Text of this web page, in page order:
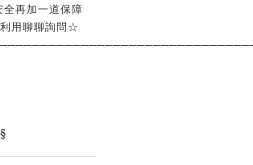
再加一道保障
用聊聊詢問☆